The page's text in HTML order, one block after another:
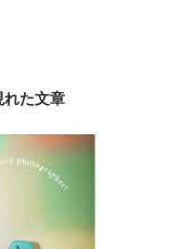
れた文章